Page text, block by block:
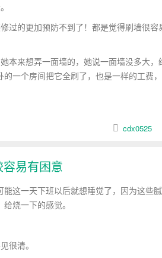
过的更加预防不到了！都是觉得刷墙很
本来想弄一面墙的，她说一面墙没多大
一个房间把它全刷了，也是一样的工费
cdx0525
易有困意
这一天下班以后就想睡觉了，因为这些
烧一下的感觉。
很清。